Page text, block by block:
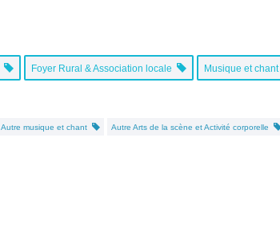
Foyer Rural & Association locale Musique et chant
Autre musique et chant Autre Arts de la scène et Activité corporelle